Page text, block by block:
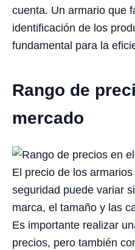
cuenta. Un armario que
identificación de los
fundamental para la
Rango de
mercado
El precio de los
seguridad puede variar
marca, el tamaño y las
Es importante realizar
precios, pero también